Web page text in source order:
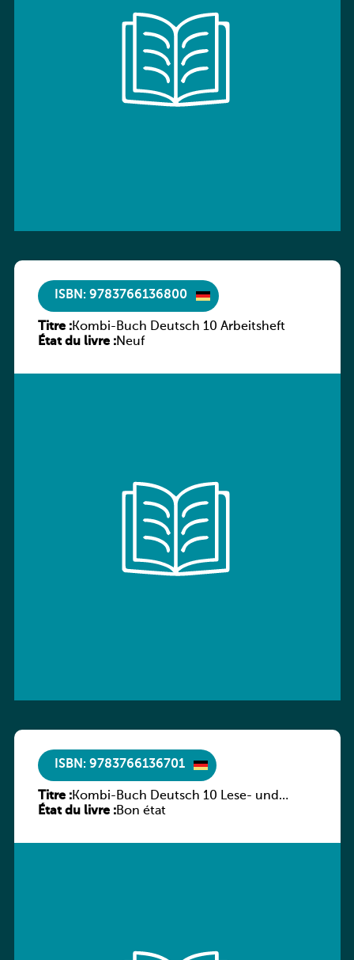
ISBN: 9783766136800
Titre :Kombi-Buch Deutsch 10 Arbeitsheft
État du livre :Neuf
ISBN: 9783766136701
Titre :Kombi-Buch Deutsch 10 Lese- und
Sprachbuch
État du livre :Bon état